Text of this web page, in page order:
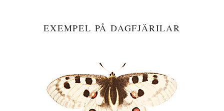
EXEMPEL PÅ DAGFJÄRILAR